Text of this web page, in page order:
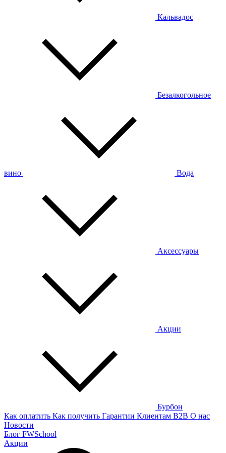
Кальвадос
Безалкогольное
вино Вода
Аксессуары
Акции
Бурбон
Как оплатить Как получить Гарантии Клиентам B2B О нас
Новости
Блог FWSchool
Акции